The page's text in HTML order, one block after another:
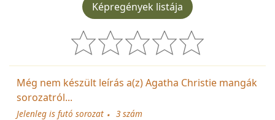
Képregények listája
Még nem készült leírás a(z) Agatha Christie mangák
sorozatról...
Jelenleg is futó sorozat 3 szám